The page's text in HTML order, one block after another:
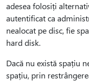
adesea folosiți
autentificat ca
nealocat pe disc, fie
hard disk.
Dacă nu există spațiu
spațiu, prin